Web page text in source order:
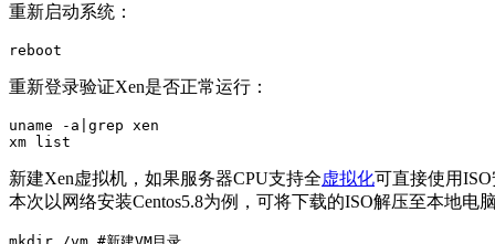
重新启动系统：
reboot
重新登录验证Xen是否正常运行：
uname -a|grep xen
xm list
新建Xen虚拟机，如果服务器CPU支持全虚拟化可直接使用
本次以网络安装Centos5.8为例，可将下载的ISO解压至本地电